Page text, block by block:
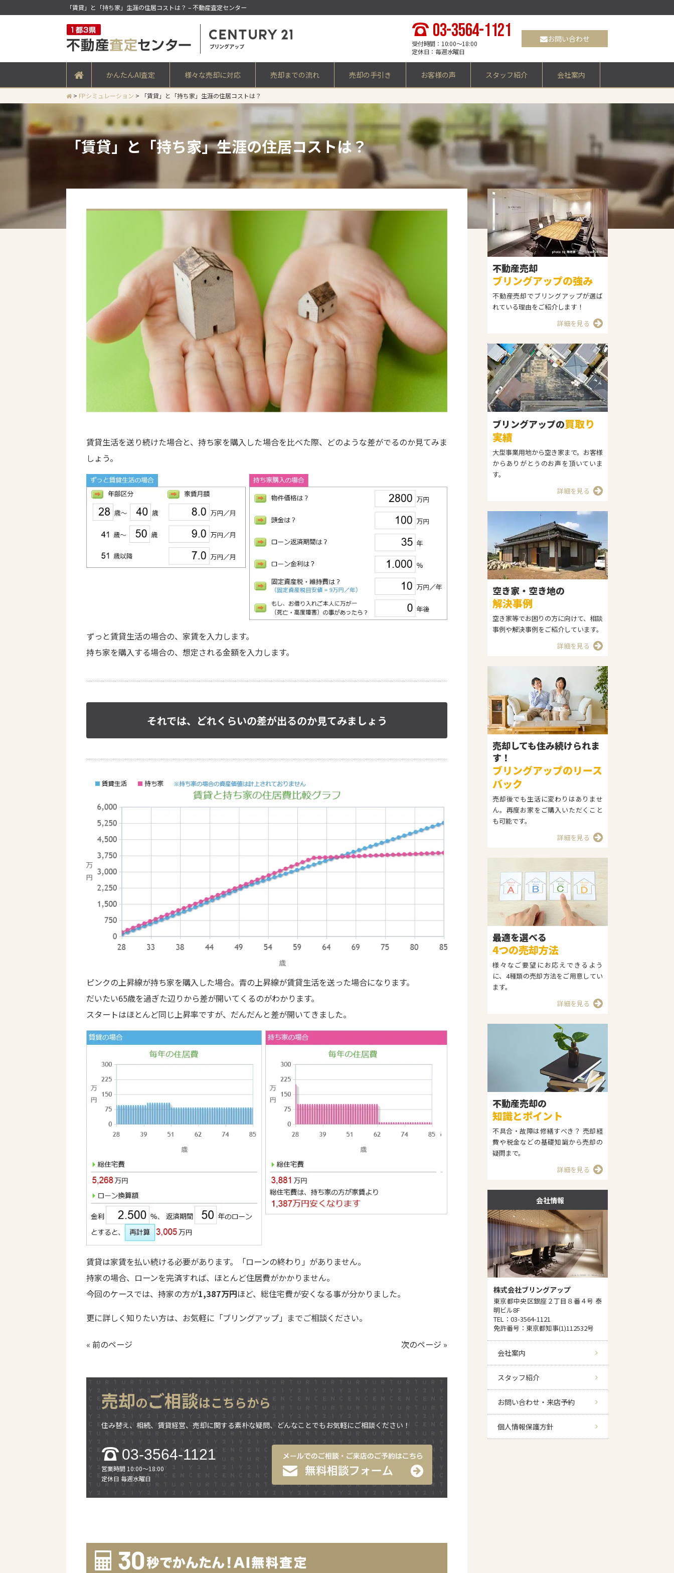
「賃貸」と「持ち家」生涯の住居コストは？ – 不動産査定センター
03-3564-1121
受付時間：10:00～18:00
定休日：毎週水曜日
お問い合わせ
かんたんAI査定 様々な売却に対応 売却までの流れ 売却の手引き お客様の声 スタッフ紹介 会社案内
> FPシミュレーション > 「賃貸」と「持ち家」生涯の住居コストは？
「賃貸」と「持ち家」生涯の住居コストは？
賃貸生活を送り続けた場合と、持ち家を購入した場合を比べた際、どのような差がでるのか見てみま
しょう。
ずっと賃貸生活の場合の、家賃を入力します。
持ち家を購入する場合の、想定される金額を入力します。
それでは、どれくらいの差が出るのか見てみましょう
ピンクの上昇線が持ち家を購入した場合。青の上昇線が賃貸生活を送った場合になります。
だいたい65歳を過ぎた辺りから差が開いてくるのがわかります。
スタートはほとんど同じ上昇率ですが、だんだんと差が開いてきました。
賃貸は家賃を払い続ける必要があります。「ローンの終わり」がありません。
持家の場合、ローンを完済すれば、ほとんど住居費がかかりません。
今回のケースでは、持家の方が1,387万円ほど、総住宅費が安くなる事が分かりました。
更に詳しく知りたい方は、お気軽に「ブリングアップ」までご相談ください。
« 前のページ 次のページ »
売却のご相談はこちらから
住み替え、相続、賃貸経営、売却に関する素朴な疑問、どんなことでもお気軽にご相談ください！
03-3564-1121
営業時間 10:00～18:00
定休日 毎週水曜日
不動産売却
ブリングアップの強み
不動産売却でブリングアップが選ば
れている理由をご紹介します！
詳細を見る
ブリングアップの買取り
実績
大型事業用地から空き家まで。お客様
からありがとうのお声を頂いていま
す。
詳細を見る
空き家・空き地の
解決事例
空き家等でお困りの方に向けて、相談
事例や解決事例をご紹介しています。
詳細を見る
売却しても住み続けられま
す！
ブリングアップのリース
バック
売却後でも生活に変わりはありませ
ん。再度お家をご購入いただくこと
も可能です。
詳細を見る
最適を選べる
4つの売却方法
様々なご要望にお応えできるよう
に、4種類の売却方法をご用意してい
ます。
詳細を見る
不動産売却の
知識とポイント
不具合・故障は修繕すべき？ 売却経
費や税金などの基礎知識から売却の
疑問まで。
詳細を見る
会社情報
株式会社ブリングアップ
東京都中央区銀座２丁目８番４号 泰
明ビル8F
TEL：03-3564-1121
免許番号：東京都知事(1)112532号
会社案内
スタッフ紹介
お問い合わせ・来店予約
個人情報保護方針